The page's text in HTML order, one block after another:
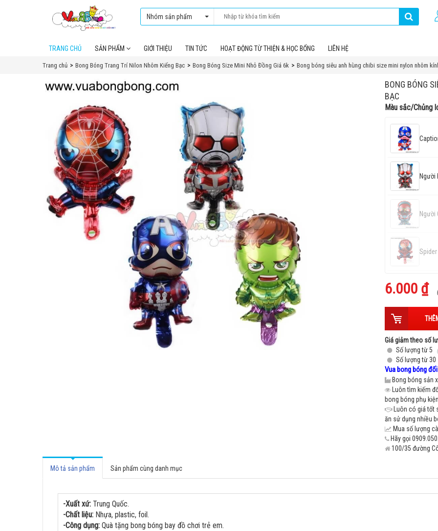
Nhóm sản phẩm
TRANG CHỦ SẢN PHẨM GIỚI THIỆU TIN TỨC HOẠT ĐỘNG TỪ THIỆN & HỌC BỔNG LIÊN HỆ
Trang chủ Bong Bóng Trang Trí Nilon Nhôm Kiếng Bạc Bong Bóng Size Mini Nhỏ Đồng Giá 6k Bong bóng siêu anh hùng chibi size mini nylon nhôm
BONG BÓNG
BẠC
Màu sắc/Chủng
Người
Người
Hulk
6.000 ₫
Giá giảm theo số
Số lượng từ 5
Số lượng từ 30
Vua bong bóng
Bong bóng sản
Luôn tìm kiếm
bong bóng phụ
Luôn có giá tốt
ăn sử dụng nhiều
Mua số lượng
Hãy gọi
100/35 đường
Mô tả sản phẩm Sản phẩm cùng danh mục
-Xuất xứ: Trung Quốc.
-Chất liệu: Nhựa, plastic, foil.
-Công dụng: Quà tặng bong bóng bay đồ chơi trẻ em.